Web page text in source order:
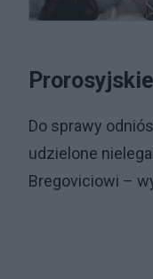
Do sprawy
udzielone
Bregoviciowi –